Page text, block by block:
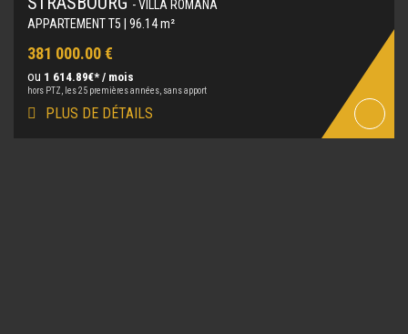
- VILLA ROMANA
APPARTEMENT T5 | 96.14 m²
381 000.00 €
ou 1 614.89€* / mois
hors PTZ, les 25 premières années, sans apport
PLUS DE DÉTAILS